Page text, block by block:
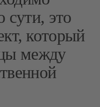
сути, это
который
между